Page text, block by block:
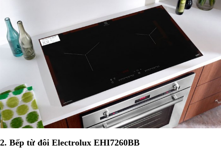
2. Bếp từ đôi Electrolux EHI7260BB